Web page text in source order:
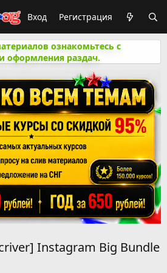
Вход Регистрация
ознакомьтесь с
оформления раздач.
Instagram Big Bundle